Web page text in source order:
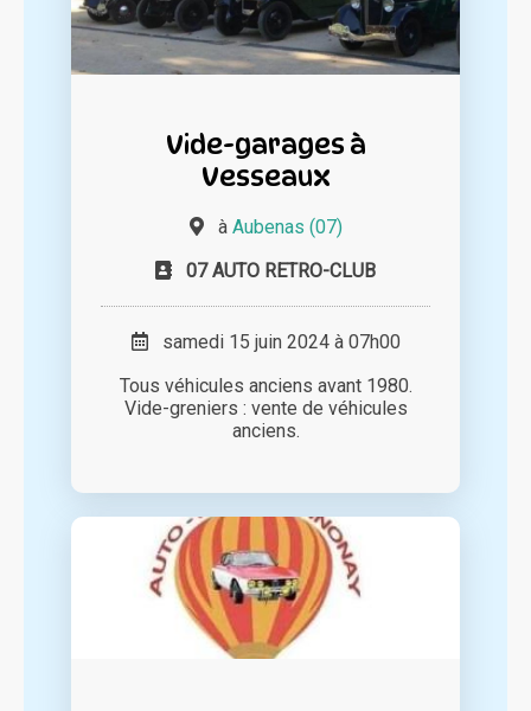
Vide-garages à
Vesseaux
à Aubenas (07)
07 AUTO RETRO-CLUB
samedi 15 juin 2024 à 07h00
Tous véhicules anciens avant 1980.
Vide-greniers : vente de véhicules
anciens.